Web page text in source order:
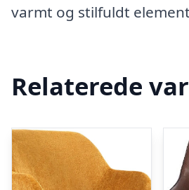
varmt og stilfuldt
Relaterede